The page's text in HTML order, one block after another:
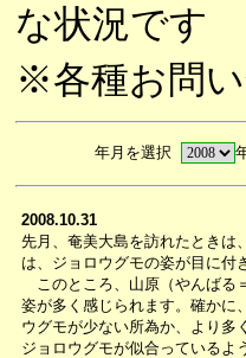
な状況です
※各種お問い
年月を選択
2008.10.31
先月、奄美大島を訪れたときは
は、ジョロウグモの姿が目に付
このところ、山原（やんばる
姿が多く感じられます。確かに
ウグモが少ない所為か、より多
ジョロウグモが似合っているよ